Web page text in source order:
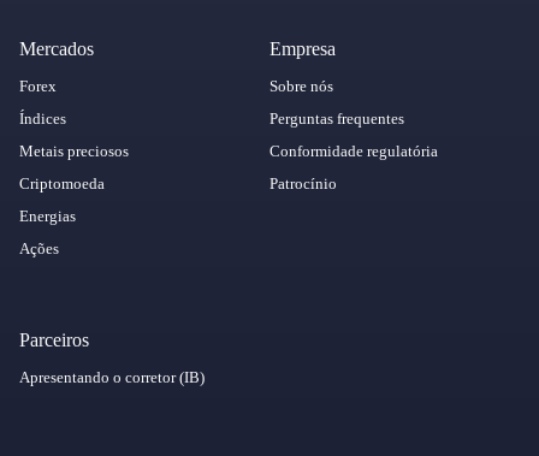
Mercados
Forex
Índices
Metais preciosos
Criptomoeda
Energias
Ações
Empresa
Sobre nós
Perguntas frequentes
Conformidade regulatória
Patrocínio
Parceiros
Apresentando o corretor (IB)